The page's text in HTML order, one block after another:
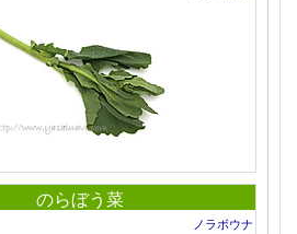
のらぼう菜
ノラボウナ